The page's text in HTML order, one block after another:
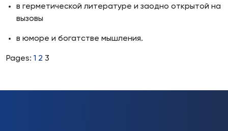
в герметической литературе и заодно открытой на
вызовы
в юморе и богатстве мышления.
Pages: 1 2 3